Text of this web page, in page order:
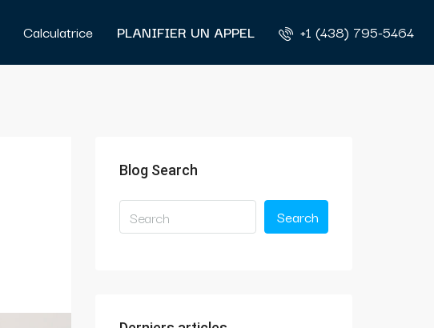
Calculatrice PLANIFIER UN APPEL +1 (438) 795-5464
Blog Search
Search